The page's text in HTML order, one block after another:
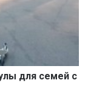
для семей с